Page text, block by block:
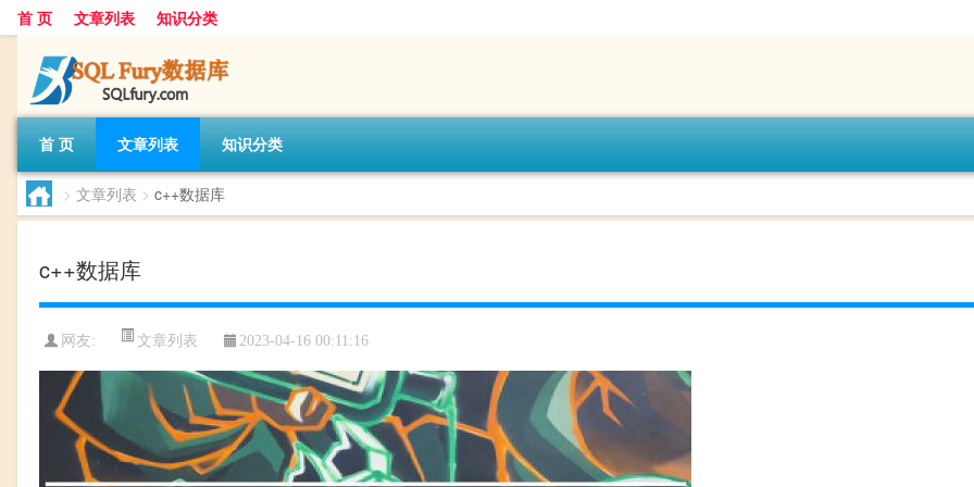
首 页 文章列表 知识分类
首 页 文章列表 知识分类
> 文章列表 > c++数据库
c++数据库
网友: 文章列表 2023-04-16 00:11:16